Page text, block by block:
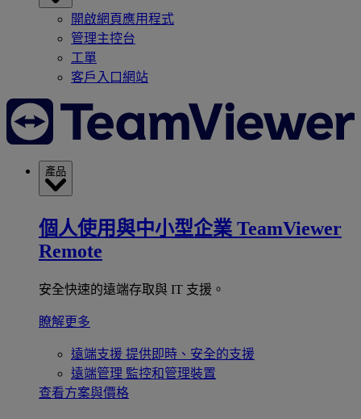
開啟網頁應用程式
管理主控台
工單
客戶入口網站
產品
個人使用與中小型企業 TeamViewer
Remote
安全快速的遠端存取與 IT 支援。
瞭解更多
遠端支援 提供即時、安全的支援
遠端管理 監控和管理裝置
查看方案與價格